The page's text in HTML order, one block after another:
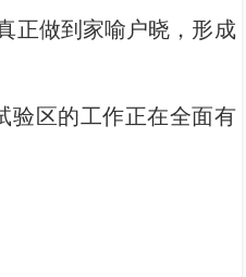
正做到家喻户晓，形成
验区的工作正在全面有